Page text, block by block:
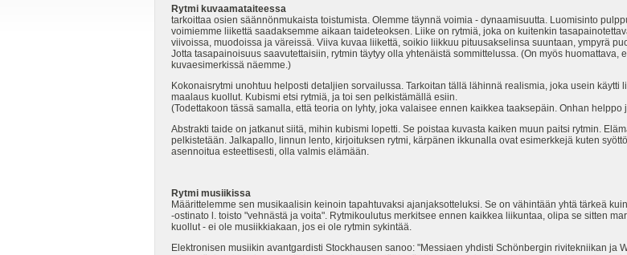
Rytmi kuvaamataiteessa
tarkoittaa osien säännönmukaista toistumista. Olemme täynnä voimia - dynaamisuutta. Luomisinto
voimiemme liikettä saadaksemme aikaan taideteoksen. Liike on rytmiä, joka on kuitenkin
viivoissa, muodoissa ja väreissä. Viiva kuvaa liikettä, soikio liikkuu pituusakselinsa suuntaan, ympyrä
Jotta tasapainoisuus saavutettaisiin, rytmin täytyy olla yhtenäistä sommittelussa. (On myös huomattava,
kuvaesimerkissä näemme.)
Kokonaisrytmi unohtuu helposti detaljien sorvailussa. Tarkoitan tällä lähinnä realismia, joka usein
maalaus kuollut. Kubismi etsi rytmiä, ja toi sen pelkistämällä esiin.
(Todettakoon tässä samalla, että teoria on lyhty, joka valaisee ennen kaikkea taaksepäin. Onhan
Abstrakti taide on jatkanut siitä, mihin kubismi lopetti. Se poistaa kuvasta kaiken muun paitsi rytmin.
pelkistetään. Jalkapallo, linnun lento, kirjoituksen rytmi, kärpänen ikkunalla ovat esimerkkejä kuten
asennoitua esteettisesti, olla valmis elämään.
Rytmi musiikissa
Määrittelemme sen musikaalisin keinoin tapahtuvaksi ajanjaksotteluksi. Se on vähintään yhtä tärkeä
-ostinato l. toisto "vehnästä ja voita". Rytmikoulutus merkitsee ennen kaikkea liikuntaa, olipa se sitten
kuollut - ei ole musiikkiakaan, jos ei ole rytmin sykintää.
Elektronisen musiikin avantgardisti Stockhausen sanoo: "Messiaen yhdisti Schönbergin rivitekniikan ja